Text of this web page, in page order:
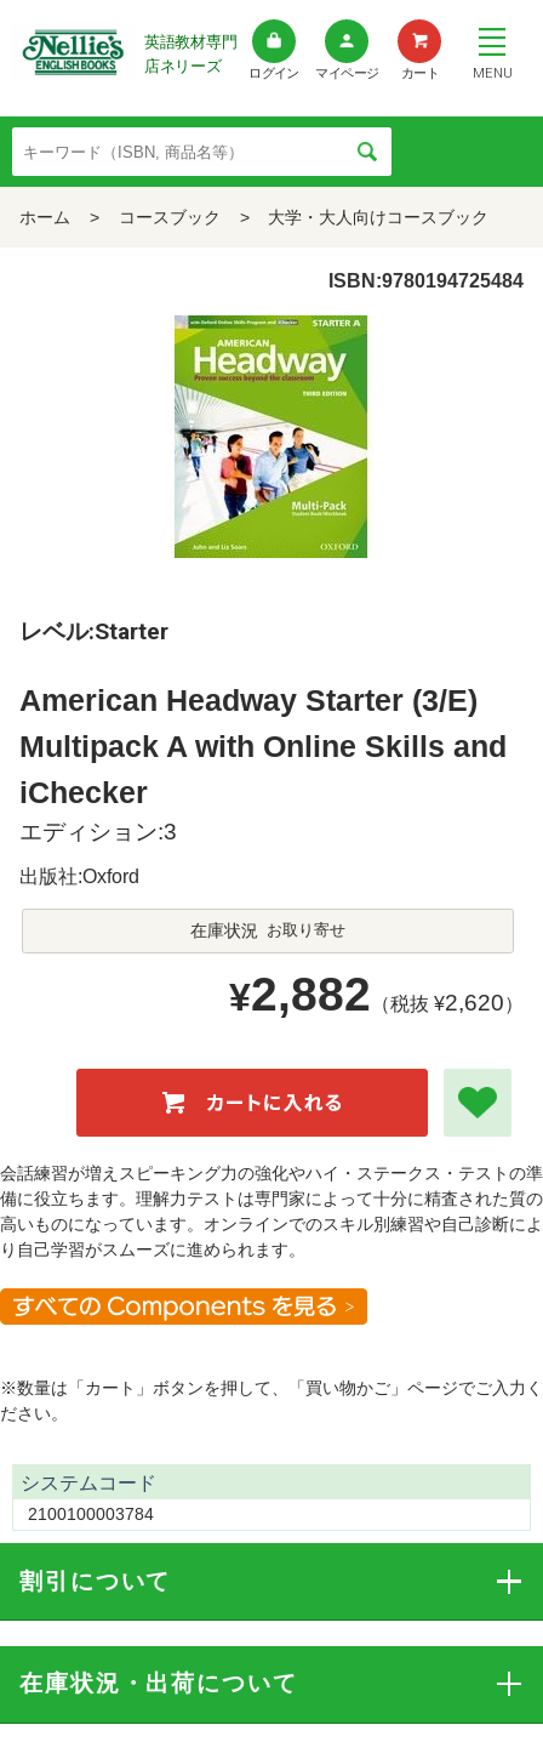
英語教材専門
店ネリーズ
ログイン マイページ カート MENU
ホーム > コースブック > 大学・大人向けコースブック
ISBN:9780194725484
レベル:Starter
American Headway Starter (3/E)
Multipack A with Online Skills and
iChecker
エディション:3
出版社:Oxford
在庫状況 お取り寄せ
¥2,882 （税抜 ¥2,620）
会話練習が増えスピーキング力の強化やハイ・ステークス・テストの準
備に役立ちます。理解力テストは専門家によって十分に精査された質の
高いものになっています。オンラインでのスキル別練習や自己診断によ
り自己学習がスムーズに進められます。
※数量は「カート」ボタンを押して、「買い物かご」ページでご入力く
ださい。
システムコード
2100100003784
割引 について
在庫状況・出荷について